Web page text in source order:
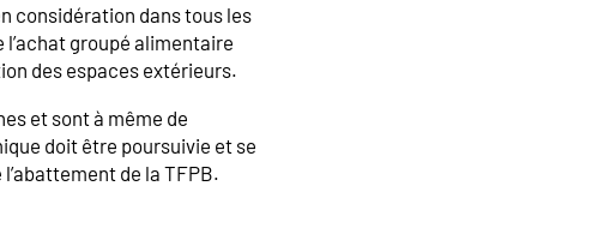
considération dans tous les
groupé alimentaire
des espaces extérieurs.
et sont à même de
doit être poursuivie et se
de la TFPB.